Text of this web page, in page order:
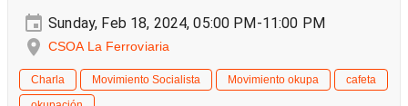
Sunday, Feb 18, 2024, 05:00 PM-11:00 PM
CSOA La Ferroviaria
Charla Movimiento Socialista Movimiento okupa
cafeta